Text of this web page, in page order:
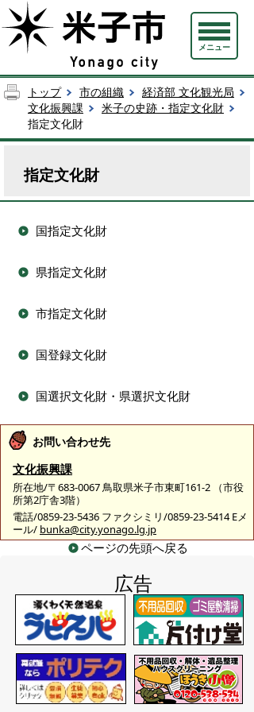
メニュー
トップ 市の組織
経済部 文化観光局
文化振興課
米子の史跡・指定文化財
指定文化財
指定文化財
国指定文化財
県指定文化財
市指定文化財
国登録文化財
国選択文化財・県選択文化財
お問い合わせ先
文化振興課
所在地/〒683-0067 鳥取県米子市東町161-2 （市役
所第2庁舎3階）
電話/0859-23-5436 ファクシミリ/0859-23-5414 Eメ
ール/ bunka@city.yonago.lg.jp
ページの先頭へ戻る
広告